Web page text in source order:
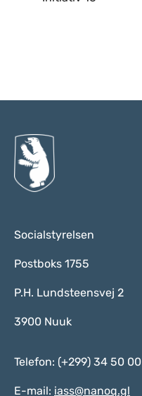
Socialstyrelsen
Postboks 1755
P.H. Lundsteensvej 2
3900 Nuuk
Telefon: (+299) 34 50 00
E-mail: iass@nanoq.gl